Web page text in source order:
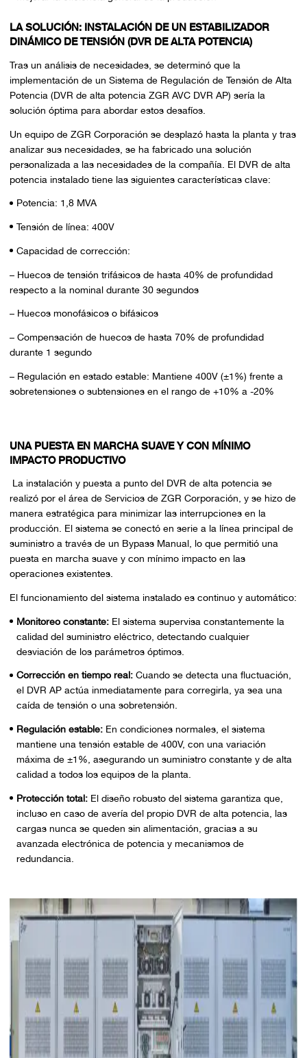
LA SOLUCIÓN: INSTALACIÓN DE UN ESTABILIZADOR
DINÁMICO DE TENSIÓN (DVR DE ALTA POTENCIA)
Tras un análisis de necesidades, se determinó que la
implementación de un Sistema de Regulación de Tensión de Alta
Potencia (DVR de alta potencia ZGR AVC DVR AP) sería la
solución óptima para abordar estos desafíos.
Un equipo de ZGR Corporación se desplazó hasta la planta y tras
analizar sus necesidades, se ha fabricado una solución
personalizada a las necesidades de la compañía. El DVR de alta
potencia instalado tiene las siguientes características clave:
Potencia: 1,8 MVA
Tensión de línea: 400V
Capacidad de corrección:
– Huecos de tensión trifásicos de hasta 40% de profundidad
respecto a la nominal durante 30 segundos
– Huecos monofásicos o bifásicos
– Compensación de huecos de hasta 70% de profundidad
durante 1 segundo
– Regulación en estado estable: Mantiene 400V (±1%) frente a
sobretensiones o subtensiones en el rango de +10% a -20%
UNA PUESTA EN MARCHA SUAVE Y CON MÍNIMO
IMPACTO PRODUCTIVO
La instalación y puesta a punto del DVR de alta potencia se
realizó por el área de Servicios de ZGR Corporación, y se hizo de
manera estratégica para minimizar las interrupciones en la
producción. El sistema se conectó en serie a la línea principal de
suministro a través de un Bypass Manual, lo que permitió una
puesta en marcha suave y con mínimo impacto en las
operaciones existentes.
El funcionamiento del sistema instalado es continuo y automático:
Monitoreo constante:El sistema supervisa constantemente la
calidad del suministro eléctrico, detectando cualquier
desviación de los parámetros óptimos.
Corrección en tiempo real:Cuando se detecta una fluctuación,
el DVR AP actúa inmediatamente para corregirla, ya sea una
caída de tensión o una sobretensión.
Regulación estable:En condiciones normales, el sistema
mantiene una tensión estable de 400V, con una variación
máxima de ±1%, asegurando un suministro constante y de alta
calidad a todos los equipos de la planta.
Protección total:El diseño robusto del sistema garantiza que,
incluso en caso de avería del propio DVR de alta potencia, las
cargas nunca se queden sin alimentación, gracias a su
avanzada electrónica de potencia y mecanismos de
redundancia.